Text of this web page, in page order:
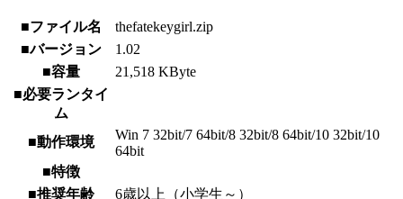
■ファイル名
thefatekeygirl.zip
■バージョン
1.02
■容量
21,518 KByte
■必要ランタイ
ム
■動作環境
Win 7 32bit/7 64bit/8 32bit/8 64bit/10 32bit/10
64bit
■特徴
■推奨年齢
6歳以上（小学生～）